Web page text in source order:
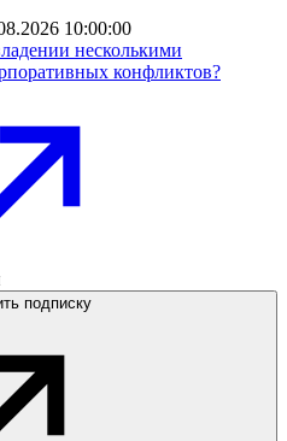
10:00:00
несколькими
конфликтов?
подписку